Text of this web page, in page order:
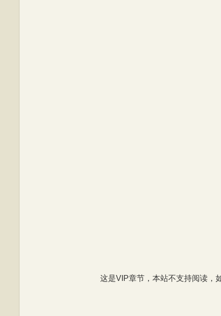
这是VIP章节，本站不支持阅读，